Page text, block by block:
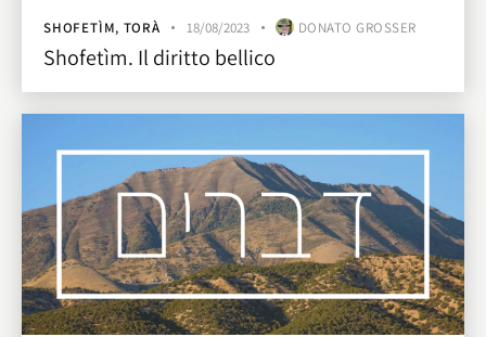
SHOFETÌM, TORÀ 18/08/2023 DONATO GROSSER
Shofetìm. Il diritto bellico